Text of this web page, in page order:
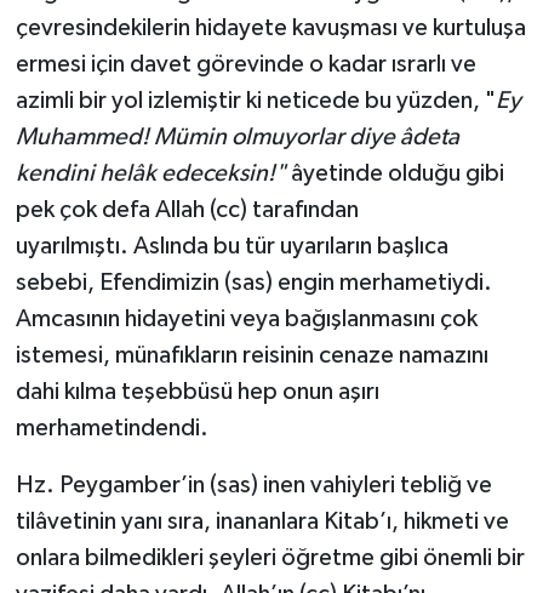
çevresindekilerin hidayete kavuşması ve kurtuluşa
ermesi için davet görevinde o kadar ısrarlı ve
azimli bir yol izlemiştir ki neticede bu yüzden, "Ey
Muhammed! Mümin olmuyorlar diye âdeta
kendini helâk edeceksin!"âyetinde olduğu gibi
pek çok defa Allah (cc) tarafından
uyarılmıştı. Aslında bu tür uyarıların başlıca
sebebi, Efendimizin (sas) engin merhametiydi.
Amcasının hidayetini veya bağışlanmasını çok
istemesi, münafıkların reisinin cenaze namazını
dahi kılma teşebbüsü hep onun aşırı
merhametindendi.
Hz. Peygamber’in (sas) inen vahiyleri tebliğ ve
tilâvetinin yanı sıra, inananlara Kitab’ı, hikmeti ve
onlara bilmedikleri şeyleri öğretme gibi önemli bir